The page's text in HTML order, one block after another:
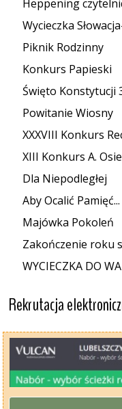
Heppening
Wycieczka
Piknik Rodzinny
Konkurs Papieski
Święto Konstytucji
Powitanie Wiosny
XXXVIII Konkurs
XIII Konkurs A.
Dla Niepodległej
Aby Ocalić Pamięć...
Majówka Pokoleń
Zakończenie roku
WYCIECZKA DO
Rekrutacja